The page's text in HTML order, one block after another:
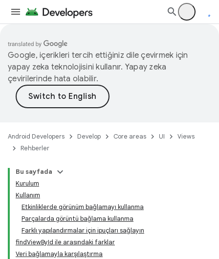
Google, içerikleri tercih ettiğiniz dile çevirmek için
yapay zeka teknolojisini kullanır. Yapay zeka
çevirilerinde hata olabilir.
Android Developers Develop Core areas UI
Views
Rehberler
Bu sayfada
Kurulum
Kullanım
Etkinliklerde görünüm bağlamayı kullanma
Parçalarda görüntü bağlama kullanma
Farklı yapılandırmalar için ipuçları sağlayın
findViewById ile arasındaki farklar
Veri bağlamayla karşılaştırma